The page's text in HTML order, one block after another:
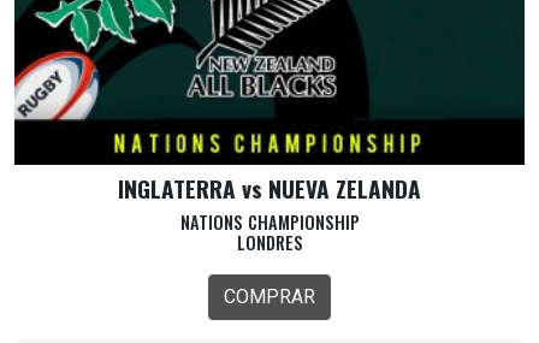
INGLATERRA vs NUEVA ZELANDA
NATIONS CHAMPIONSHIP
LONDRES
COMPRAR